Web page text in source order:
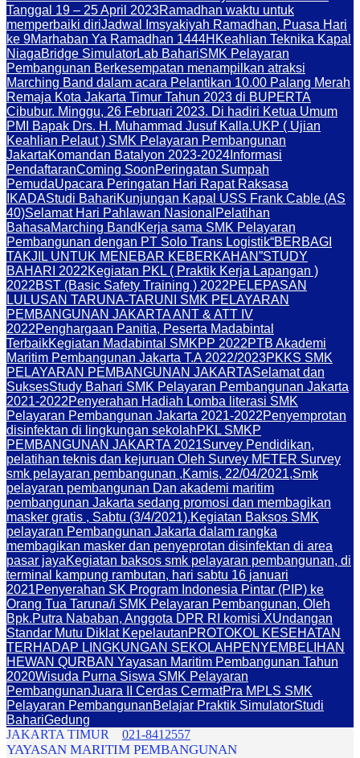
Tanggal 19 – 25 April 2023Ramadhan waktu untuk
memperbaiki diriJadwal Imsyakiyah Ramadhan, Puasa Hari
ke 9Marhaban Ya Ramadhan 1444H Keahlian Teknika Kapal
NiagaBridge SimulatorLab BahariSMK Pelayaran
Pembangunan Berkesempatan menampilkan atraksi
Marching Band dalam acara Pelantikan 10.00 Palang Merah
Remaja Kota Jakarta Timur Tahun 2023 di BUPERTA
Cibubur. Minggu, 26 Februari 2023. Di hadiri Ketua Umum
PMI Bapak Drs. H. Muhammad Jusuf Kalla.UKP ( Ujian
Keahlian Pelaut ) SMK Pelayaran Pembangunan
JakartaKomandan Batalyon 2023-2024 Informasi
PendaftaranComing SoonPeringatan Sumpah
PemudaUpacara Peringatan Hari Rapat Raksasa
IKADAStudi BahariKunjungan Kapal USS Frank Cable (AS
40)Selamat Hari Pahlawan Nasional Pelatihan
BahasaMarching Band Kerja sama SMK Pelayaran
Pembangunan dengan PT Solo Trans Logistik“BERBAGI
TAKJIL UNTUK MENEBAR KEBERKAHAN”STUDY
BAHARI 2022Kegiatan PKL ( Praktik Kerja Lapangan )
2022BST (Basic Safety Training ) 2022PELEPASAN
LULUSAN TARUNA-TARUNI SMK PELAYARAN
PEMBANGUNAN JAKARTA ANT & ATT IV
2022Penghargaan Panitia, Peserta Madabintal
TerbaikKegiatan Madabintal SMKPP 2022PTB Akademi
Maritim Pembangunan Jakarta T.A 2022/2023PKKS SMK
PELAYARAN PEMBANGUNAN JAKARTASelamat dan
SuksesStudy Bahari SMK Pelayaran Pembangunan Jakarta
2021-2022Penyerahan Hadiah Lomba literasi SMK
Pelayaran Pembangunan Jakarta 2021-2022Penyemprotan
disinfektan di lingkungan sekolahPKL SMKP
PEMBANGUNAN JAKARTA 2021Survey Pendidikan,
pelatihan teknis dan kejuruan Oleh Survey METER Survey
smk pelayaran pembangunan ,Kamis, 22/04/2021,Smk
pelayaran pembangunan Dan akademi maritim
pembangunan Jakarta sedang promosi dan membagikan
masker gratis , Sabtu (3/4/2021).Kegiatan Baksos SMK
pelayaran Pembangunan Jakarta dalam rangka
membagikan masker dan penyeprotan disinfektan di area
pasar jayaKegiatan baksos smk pelayaran pembangunan, di
terminal kampung rambutan, hari sabtu 16 januari
2021Penyerahan SK Program Indonesia Pintar (PIP) ke
Orang Tua Taruna/i SMK Pelayaran Pembangunan, Oleh
Bpk.Putra Nababan, Anggota DPR RI komisi XUndangan
Standar Mutu Diklat KepelautanPROTOKOL KESEHATAN
TERHADAP LINGKUNGAN SEKOLAH PENYEMBELIHAN
HEWAN QURBAN Yayasan Maritim Pembangunan Tahun
2020Wisuda Purna Siswa SMK Pelayaran
PembangunanJuara II Cerdas CermatPra MPLS SMK
Pelayaran PembangunanBelajar Praktik SimulatorStudi
BahariGedung
JAKARTA TIMUR
021-8412557
YAYASAN MARITIM PEMBANGUNAN